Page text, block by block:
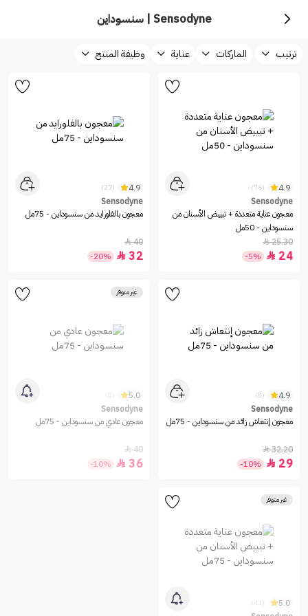
Sensodyne | سنسوداين
ترتيب الماركات عناية وظيفة المنتج
4.9
(76)
Sensodyne
معجون عناية متعددة + تبييض الأسنان من
سنسوداين - 50مل
25.30

24

-5%
4.9
(27)
Sensodyne
معجون بالفلورايد من سنسوداين - 75مل
40

32

-20%
4.9
(8)
Sensodyne
معجون إنتعاش زائد من سنسوداين - 75مل
32.20

29

-10%
غير متوفر
5.0
Sensodyne
معجون عادي من سنسوداين - 75مل
40

36

-10%
غير متوفر
5.0